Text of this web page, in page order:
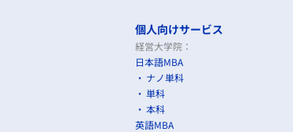
個人向けサービス
経営大学院：
日本語MBA
ナノ単科
単科
本科
英語MBA